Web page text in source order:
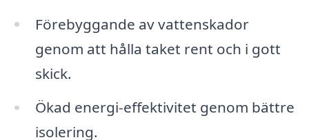
Förebyggande av vattenskador
genom att hålla taket rent och i gott
skick.
Ökad energi-effektivitet genom bättre
isolering.